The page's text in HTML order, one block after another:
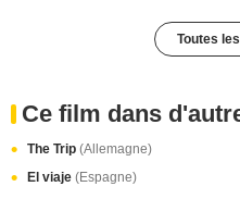
Toutes
Ce film dans
The Trip (Allemagne)
El viaje (Espagne)